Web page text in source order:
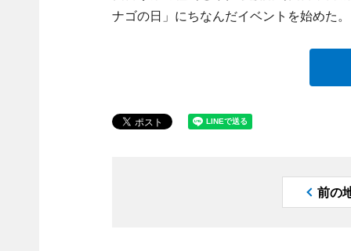
ナゴの日」にちなんだイベントを始めた。
前の